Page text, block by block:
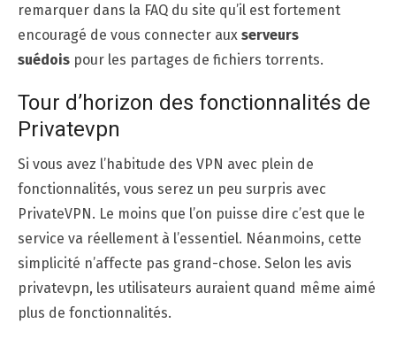
remarquer dans la FAQ du site qu’il est fortement
encouragé de vous connecter aux serveurs
suédois pour les partages de fichiers torrents.
Tour d’horizon des fonctionnalités de
Privatevpn
Si vous avez l’habitude des VPN avec plein de
fonctionnalités, vous serez un peu surpris avec
PrivateVPN. Le moins que l’on puisse dire c’est que le
service va réellement à l’essentiel. Néanmoins, cette
simplicité n’affecte pas grand-chose. Selon les avis
privatevpn, les utilisateurs auraient quand même aimé
plus de fonctionnalités.